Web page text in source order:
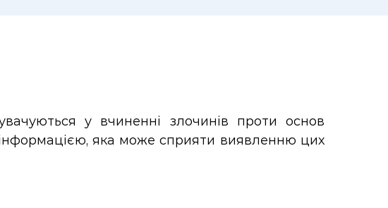
у вчиненні злочинів проти основ
яка може сприяти виявленню цих